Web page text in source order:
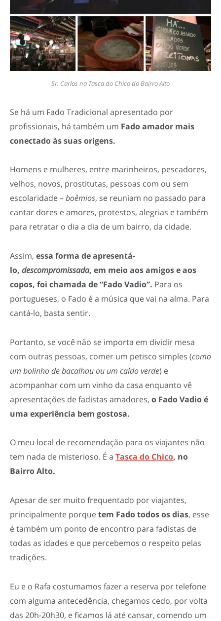
Sr. Carlos na Tasca do Chico do Bairro Alto
Se há um Fado Tradicional apresentado por
profissionais, há também um Fado amador mais
conectado às suas origens.
Homens e mulheres, entre marinheiros, pescadores,
velhos, novos, prostitutas, pessoas com ou sem
escolaridade –boêmios, se reuniam no passado para
cantar dores e amores, protestos, alegrias e também
para retratar o dia a dia de um bairro, da cidade.
Assim, essa forma de apresentá-
lo, descompromissada, em meio aos amigos e aos
copos, foi chamada de “Fado Vadio”. Para os
portugueses, o Fado é a música que vai na alma. Para
cantá-lo, basta sentir.
Portanto, se você não se importa em dividir mesa
com outras pessoas, comer um petisco simples (como
um bolinho de bacalhau ou um caldo verde) e
acompanhar com um vinho da casa enquanto vê
apresentações de fadistas amadores, o Fado Vadio é
uma experiência bem gostosa.
O meu local de recomendação para os viajantes não
tem nada de misterioso. É a Tasca do Chico, no
Bairro Alto.
Apesar de ser muito frequentado por viajantes,
principalmente porquetem Fado todos os dias, esse
é também um ponto de encontro para fadistas de
todas as idades e que percebemos o respeito pelas
tradições.
Eu e o Rafa costumamos fazer a reserva por telefone
com alguma antecedência, chegamos cedo, por volta
das 20h-20h30, e ficamos lá até cansar, comendo um